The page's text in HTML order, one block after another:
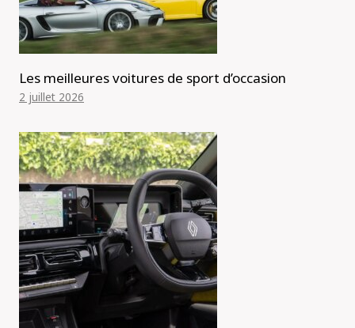
Les meilleures voitures de sport d’occasion
2 juillet 2026